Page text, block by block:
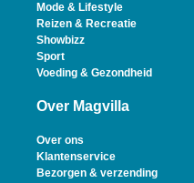
Mode & Lifestyle
Reizen & Recreatie
Showbizz
Sport
Voeding & Gezondheid
Over Magvilla
Over ons
Klantenservice
Bezorgen & verzending